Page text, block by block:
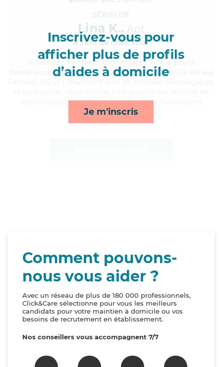
Inscrivez-vous pour
afficher plus de profils
d’aides à domicile
Je m'inscris
SÉRIEUSE
Lina K., Apt
à 5km de chez Vous
, flexible et bienveillante, Lina a 23 ans
d'expérience et possède un diplôme d'Assistante De Vie aux
lessive/repassage, lever/coucher, toilette/habillage et
courses/livraison*
Comment pouvons-
nous vous aider ?
Avec un réseau de plus de 180 000 professionnels,
Click&Care sélectionne pour vous les meilleurs
candidats pour votre maintien à domicile ou vos
besoins de recrutement en établissement.
Nos conseillers vous accompagnent 7/7